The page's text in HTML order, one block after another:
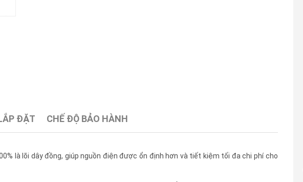
ĐẶT CHẾ ĐỘ BẢO HÀNH
là lõi dây đồng, giúp nguồn điện được ổn định hơn và tiết kiệm tối đa chi phí cho